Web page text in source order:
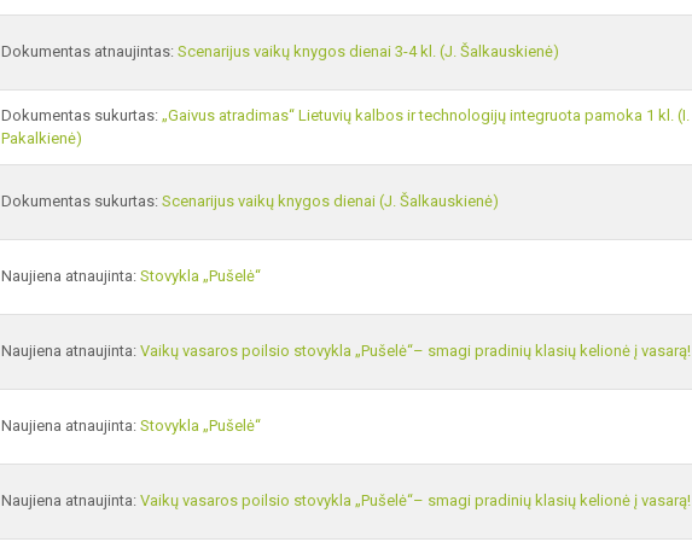
Dokumentas atnaujintas: Scenarijus vaikų knygos dienai 3-4 kl. (J. Šalkauskienė)
Dokumentas sukurtas: „Gaivus atradimas“ Lietuvių kalbos ir technologijų integruota pamoka 1 kl. (I.
Pakalkienė)
Dokumentas sukurtas: Scenarijus vaikų knygos dienai (J. Šalkauskienė)
Naujiena atnaujinta: Stovykla „Pušelė“
Naujiena atnaujinta: Vaikų vasaros poilsio stovykla „Pušelė“– smagi pradinių klasių kelionė į vasarą!
Naujiena atnaujinta: Stovykla „Pušelė“
Naujiena atnaujinta: Vaikų vasaros poilsio stovykla „Pušelė“– smagi pradinių klasių kelionė į vasarą!